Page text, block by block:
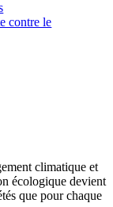
contre le
climatique et
écologique devient
que pour chaque